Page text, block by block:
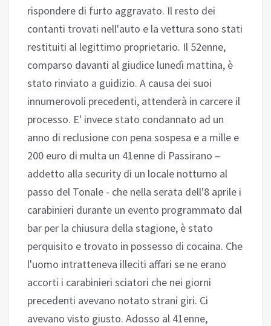
rispondere di furto aggravato. Il resto dei
contanti trovati nell'auto e la vettura sono stati
restituiti al legittimo proprietario. Il 52enne,
comparso davanti al giudice lunedì mattina, è
stato rinviato a guidizio. A causa dei suoi
innumerovoli precedenti, attenderà in carcere il
processo. E' invece stato condannato ad un
anno di reclusione con pena sospesa e a mille e
200 euro di multa un 41enne di Passirano –
addetto alla security di un locale notturno al
passo del Tonale - che nella serata dell'8 aprile i
carabinieri durante un evento programmato dal
bar per la chiusura della stagione, è stato
perquisito e trovato in possesso di cocaina. Che
l'uomo intratteneva illeciti affari se ne erano
accorti i carabinieri sciatori che nei giorni
precedenti avevano notato strani giri. Ci
avevano visto giusto. Adosso al 41enne,